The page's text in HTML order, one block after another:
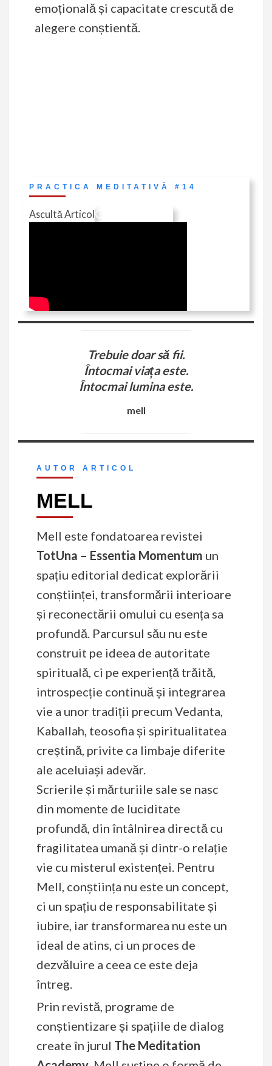
emoțională și capacitate crescută de
alegere conștientă.
PRACTICA MEDITATIVĂ #14
Ascultă ArticolCitește în Revistă
Trebuie doar să fii.
Întocmai viața este.
Întocmai lumina este.
mell
AUTOR ARTICOL
MELL
Mell este fondatoarea revistei
TotUna – Essentia Momentum un
spațiu editorial dedicat explorării
conștiinței, transformării interioare
și reconectării omului cu esența sa
profundă. Parcursul său nu este
construit pe ideea de autoritate
spirituală, ci pe experiență trăită,
introspecție continuă și integrarea
vie a unor tradiții precum Vedanta,
Kaballah, teosofia și spiritualitatea
creștină, privite ca limbaje diferite
ale aceluiași adevăr.
Scrierile și mărturiile sale se nasc
din momente de luciditate
profundă, din întâlnirea directă cu
fragilitatea umană și dintr-o relație
vie cu misterul existenței. Pentru
Mell, conștiința nu este un concept,
ci un spațiu de responsabilitate și
iubire, iar transformarea nu este un
ideal de atins, ci un proces de
dezvăluire a ceea ce este deja
întreg.
Prin revistă, programe de
conștientizare și spațiile de dialog
create în jurul The Meditation